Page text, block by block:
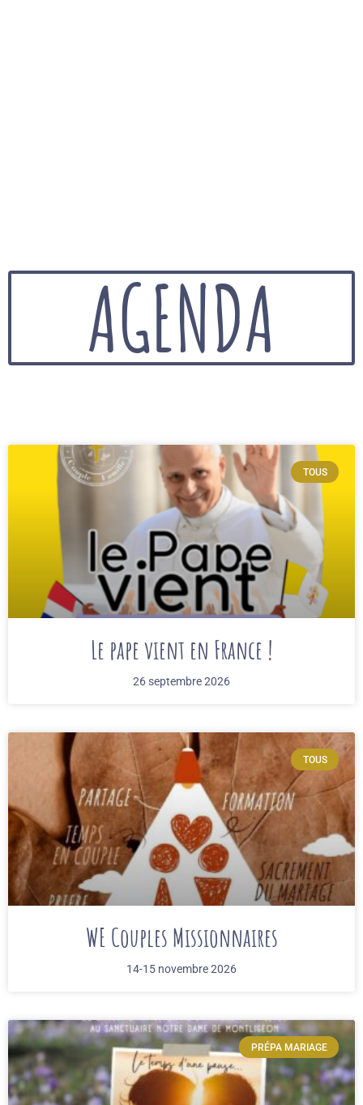
AGENDA
TOUS
Le pape vient en France !
26 septembre 2026
TOUS
WE Couples Missionnaires
14-15 novembre 2026
PRÉPA MARIAGE